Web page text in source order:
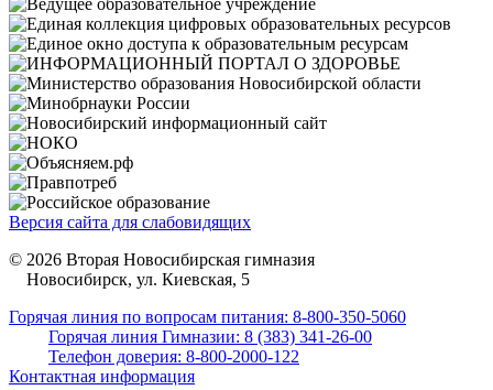
Версия сайта для слабовидящих
© 2026 Вторая Новосибирская гимназия
Новосибирск, ул. Киевская, 5
Горячая линия по вопросам питания: 8-800-350-5060
Горячая линия Гимназии: 8 (383) 341-26-00
Телефон доверия: 8-800-2000-122
Контактная информация